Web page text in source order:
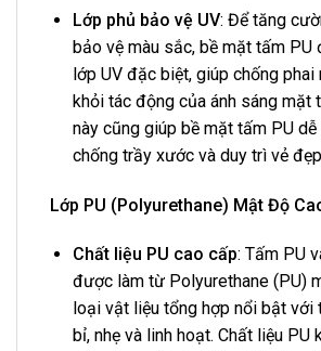
Lớp phủ bảo vệ UV: Để tăng
bảo vệ màu sắc, bề mặt tấm PU
lớp UV đặc biệt, giúp chống phai
khỏi tác động của ánh sáng mặt
này cũng giúp bề mặt tấm PU dễ
chống trầy xước và duy trì vẻ
Lớp PU (Polyurethane) Mật Độ
Chất liệu PU cao cấp: Tấm PU
được làm từ Polyurethane (PU)
loại vật liệu tổng hợp nổi bật với
bỉ, nhẹ và linh hoạt. Chất liệu PU